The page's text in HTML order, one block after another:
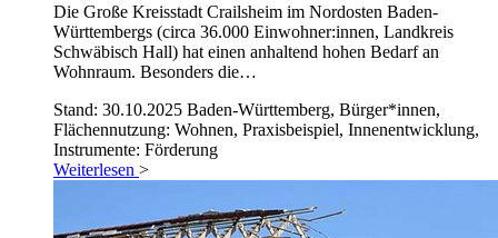
Die Große Kreisstadt Crailsheim im Nordosten Baden-
Württembergs (circa 36.000 Einwohner:innen, Landkreis
Schwäbisch Hall) hat einen anhaltend hohen Bedarf an
Wohnraum. Besonders die…
Stand: 30.10.2025 Baden-Württemberg, Bürger*innen,
Flächennutzung: Wohnen, Praxisbeispiel, Innenentwicklung,
Instrumente: Förderung
Weiterlesen >